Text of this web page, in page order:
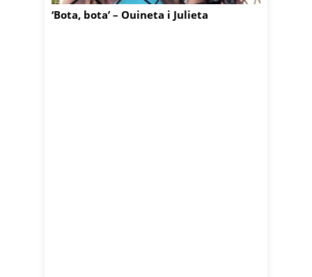
‘Bota, bota’ – Ouineta i Julieta